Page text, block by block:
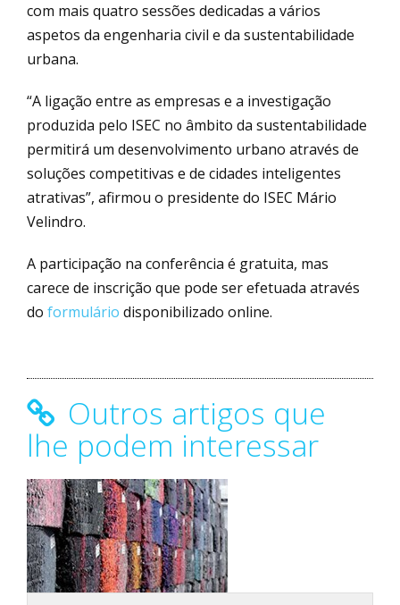
com mais quatro sessões dedicadas a vários
aspetos da engenharia civil e da sustentabilidade
urbana.
“A ligação entre as empresas e a investigação
produzida pelo ISEC no âmbito da sustentabilidade
permitirá um desenvolvimento urbano através de
soluções competitivas e de cidades inteligentes
atrativas”, afirmou o presidente do ISEC Mário
Velindro.
A participação na conferência é gratuita, mas
carece de inscrição que pode ser efetuada através
do formulário disponibilizado online.
Outros artigos que
lhe podem interessar